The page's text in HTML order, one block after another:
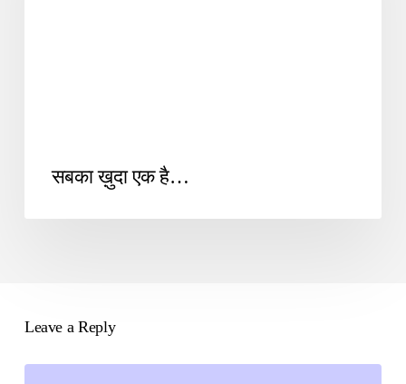
सबका ख़ुदा एक है…
Leave a Reply